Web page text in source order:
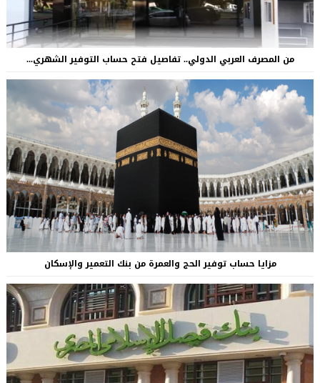
من المصرف العربي الدولي.. تفاصيل فتح حساب التوفير الشهري...
مزايا حساب توفير الحج والعمرة من بنك التعمير والإسكان